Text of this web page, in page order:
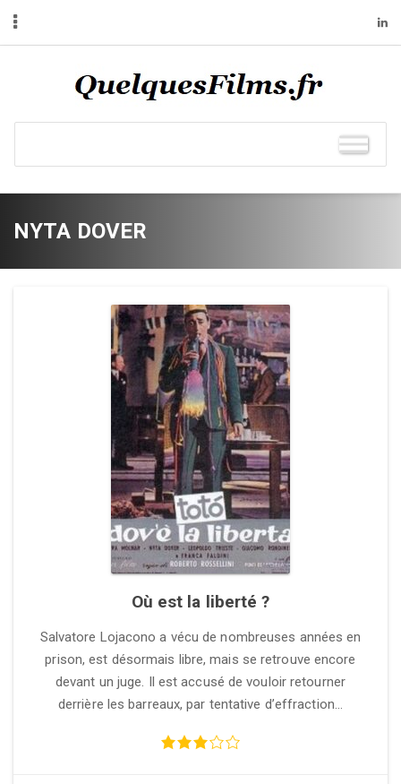
NYTA DOVER
Où est la liberté ?
Salvatore Lojacono a vécu de nombreuses années en
prison, est désormais libre, mais se retrouve encore
devant un juge. Il est accusé de vouloir retourner
derrière les barreaux, par tentative d’effraction…